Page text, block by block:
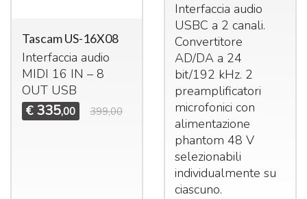
Tascam US-16X08
Interfaccia audio
MIDI 16 IN – 8
OUT USB
€ 335,00 399,00
Interfaccia audio
USBC a 2 canali.
Convertitore
AD/DA a 24
bit/192 kHz. 2
preamplificatori
microfonici con
alimentazione
phantom 48 V
selezionabili
individualmente su
ciascuno.